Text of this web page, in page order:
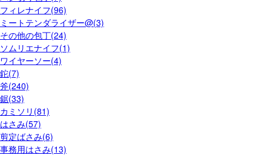
フィレナイフ(96)
ミートテンダライザー@(3)
その他の包丁(24)
ソムリエナイフ(1)
ワイヤーソー(4)
鉈(7)
斧(240)
鋸(33)
カミソリ(81)
はさみ(57)
剪定ばさみ(6)
事務用はさみ(13)